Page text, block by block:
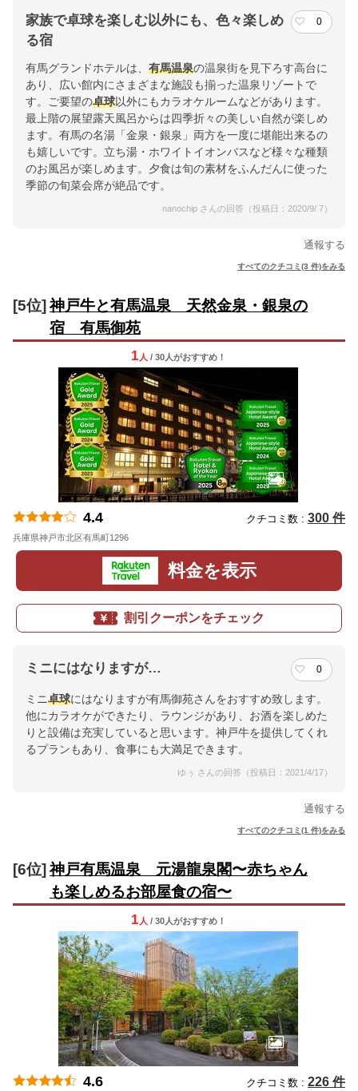
家族で卓球を楽しむ以外にも、色々楽しめ
る宿
0
有馬グランドホテルは、 有馬温泉の温泉街を見下ろす高台に
あり、広い館内にさまざまな施設も揃った温泉リゾートで
す。ご要望の卓球以外にもカラオケルームなどがあります。
最上階の展望露天風呂からは四季折々の美しい自然が楽しめ
ます。有馬の名湯「金泉・銀泉」両方を一度に堪能出来るの
も嬉しいです。立ち湯・ホワイトイオンバスなど様々な種類
のお風呂が楽しめます。夕食は旬の素材をふんだんに使った
季節の旬菜会席が絶品です。
nanochip さんの回答（投稿日：2020/9/ 7）
通報する
すべてのクチコミ(3 件)をみる
[5位] 神戸牛と有馬温泉 天然金泉・銀泉の
宿 有馬御苑
1 人 / 30人がおすすめ！
4.4 クチコミ数 : 300 件
兵庫県神戸市北区有馬町1296
料金を表示
割引クーポンをチェック
ミニにはなりますが… 0
ミニ卓球にはなりますが有馬御苑さんをおすすめ致します。
他にカラオケができたり、ラウンジがあり、お酒を楽しめた
りと設備は充実していると思います。神戸牛を提供してくれ
るプランもあり、食事にも大満足できます。
ゆぅ さんの回答（投稿日：2021/4/17）
通報する
すべてのクチコミ(1 件)をみる
[6位] 神戸有馬温泉 元湯龍泉閣〜赤ちゃん
も楽しめるお部屋食の宿〜
1 人 / 30人がおすすめ！
4.6 クチコミ数 : 226 件